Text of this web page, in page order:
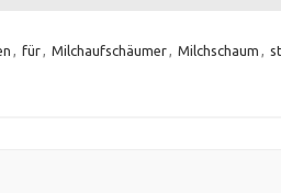
, für, Milchaufschäumer, Milchschaum ,